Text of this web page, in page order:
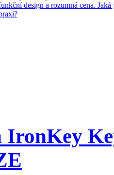
design a rozumná cena. Jaká